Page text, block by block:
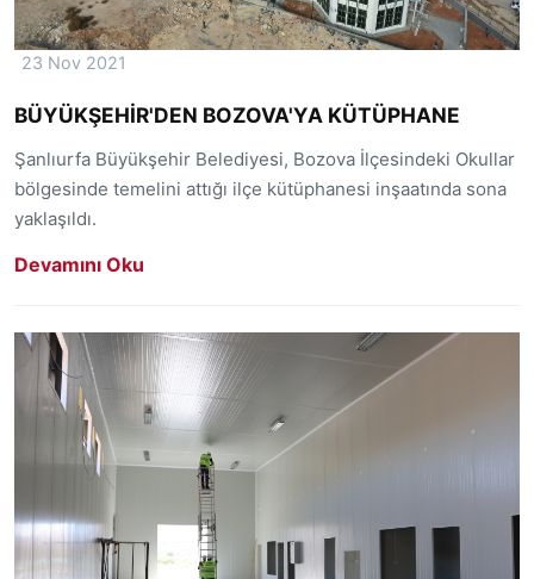
23 Nov 2021
BÜYÜKŞEHİR'DEN BOZOVA'YA KÜTÜPHANE
Şanlıurfa Büyükşehir Belediyesi, Bozova İlçesindeki Okullar
bölgesinde temelini attığı ilçe kütüphanesi inşaatında sona
yaklaşıldı.
Devamını Oku